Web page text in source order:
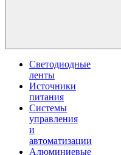
Светодиодные
ленты
Источники
питания
Системы
управления
и
автоматизации
Алюминиевые